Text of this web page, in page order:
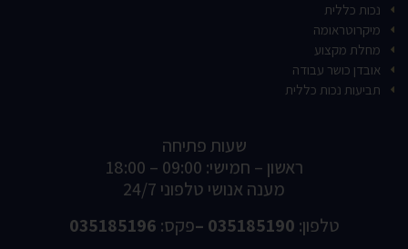
נכות כללית
מיקרוטראומה
מחלת מקצוע
אובדן כושר עבודה
תביעות נכות כללית
שעות פתיחה
ראשון – חמישי: 09:00 – 18:00
מענה אנושי טלפוני 24/7
טלפון: 035185190 – פקס: 035185196